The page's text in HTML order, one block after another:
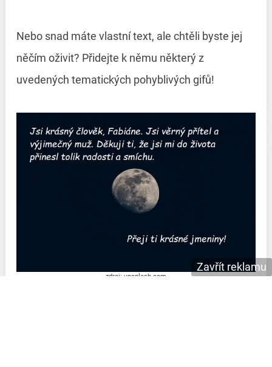
Nebo snad máte vlastní text, ale chtěli byste jej
něčím oživit? Přidejte k němu některý z
uvedených tematických pohyblivých gifů!
zdroj: unsplash.com
Zavřít reklamu